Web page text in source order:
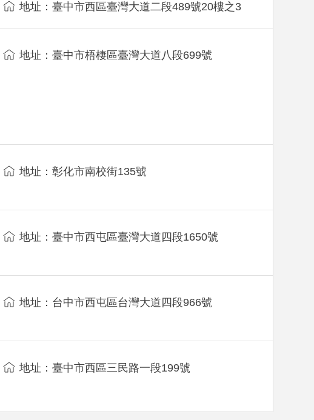
地址：臺中市西區臺灣大道二段489號20樓之3
地址：臺中市梧棲區臺灣大道八段699號
地址：彰化市南校街135號
地址：臺中市西屯區臺灣大道四段1650號
地址：台中市西屯區台灣大道四段966號
地址：臺中市西區三民路一段199號